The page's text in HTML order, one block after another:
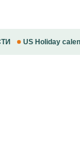
US Holiday